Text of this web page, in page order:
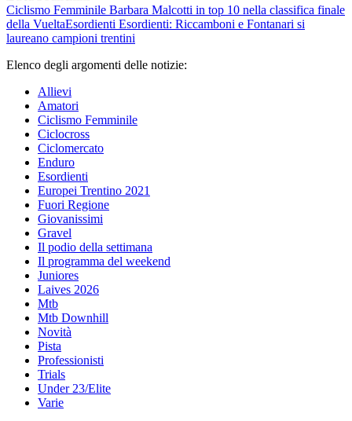
Ciclismo Femminile Barbara Malcotti in top 10 nella classifica finale
della VueltaEsordienti Esordienti: Riccamboni e Fontanari si
laureano campioni trentini
Elenco degli argomenti delle notizie:
Allievi
Amatori
Ciclismo Femminile
Ciclocross
Ciclomercato
Enduro
Esordienti
Europei Trentino 2021
Fuori Regione
Giovanissimi
Gravel
Il podio della settimana
Il programma del weekend
Juniores
Laives 2026
Mtb
Mtb Downhill
Novità
Pista
Professionisti
Trials
Under 23/Elite
Varie